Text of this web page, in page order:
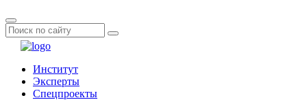
Институт
Эксперты
Спецпроекты